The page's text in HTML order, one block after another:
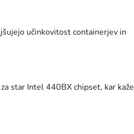
učinkovitost containerjev in
star Intel 440BX chipset, kar kaže